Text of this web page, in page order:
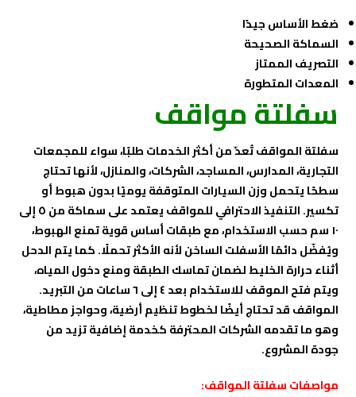
ضغط الأساس جيدًا
السماكة الصحيحة
التصريف الممتاز
المعدات المتطورة
سفلتة مواقف
سفلتة المواقف تُعدّ من أكثر الخدمات طلبًا، سواء للمجمعات
التجارية، المدارس، المساجد، الشركات، والمنازل، لأنها تحتاج
سطحًا يتحمل وزن السيارات المتوقفة يوميًا بدون هبوط أو
تكسير. التنفيذ الاحترافي للمواقف يعتمد على سماكة من ٥ إلى
١٠ سم حسب الاستخدام، مع طبقات أساس قوية تمنع الهبوط،
ويُفضّل دائمًا الأسفلت الساخن لأنه الأكثر تحملًا. كما يتم الدحل
أثناء حرارة الخليط لضمان تماسك الطبقة ومنع دخول المياه،
ويتم فتح الموقف للاستخدام بعد ٤ إلى ٦ ساعات من التبريد.
المواقف قد تحتاج أيضًا لخطوط تنظيم أرضية، وحواجز مطاطية،
وهو ما تقدمه الشركات المحترفة كخدمة إضافية تزيد من
جودة المشروع.
مواصفات سفلتة المواقف: